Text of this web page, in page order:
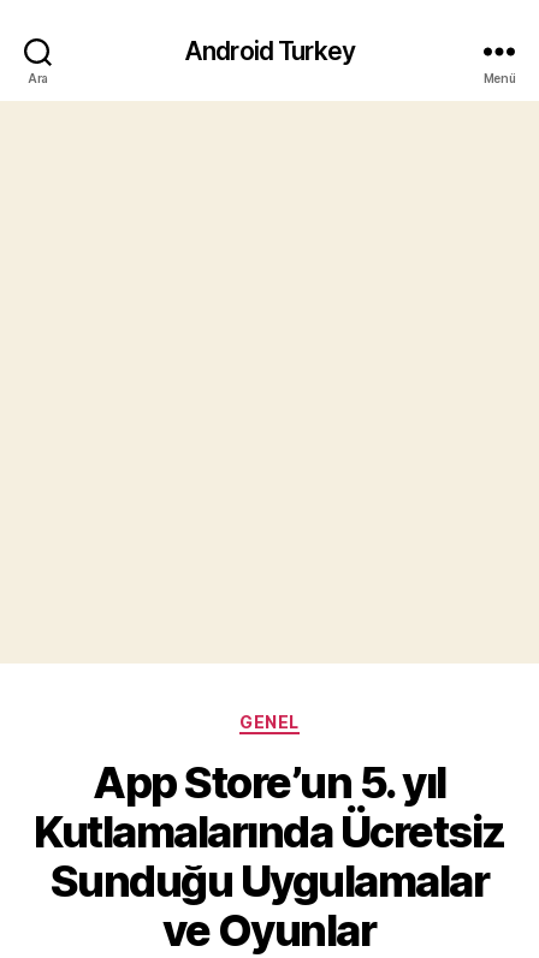
Ara
Android Turkey
Menü
Kategoriler
GENEL
App Store’un 5. yıl
Kutlamalarında Ücretsiz
Sunduğu Uygulamalar
ve Oyunlar